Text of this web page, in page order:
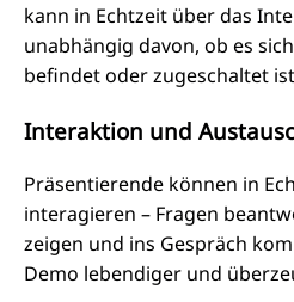
kann in Echtzeit über das
unabhängig davon, ob es
befindet oder zugeschaltet
Interaktion und
Präsentierende können in
interagieren – Fragen
zeigen und ins Gespräch
Demo lebendiger und